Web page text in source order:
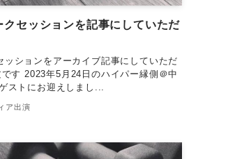
セッションを記事にしていただ
ッションをアーカイブ記事にしていただ
す 2023年5月24日のハイパー縁側＠中
ストにお迎えしまし...
ア出演